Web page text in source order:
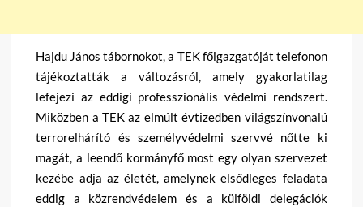
Hajdu János tábornokot, a TEK főigazgatóját telefonon
tájékoztatták a változásról, amely gyakorlatilag
lefejezi az eddigi professzionális védelmi rendszert.
Miközben a TEK az elmúlt évtizedben világszínvonalú
terrorelhárító és személyvédelmi szervvé nőtte ki
magát, a leendő kormányfő most egy olyan szervezet
kezébe adja az életét, amelynek elsődleges feladata
eddig a közrendvédelem és a külföldi delegációk